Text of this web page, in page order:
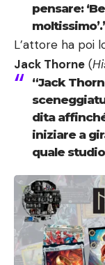
pensare:
L’attore ha poi
Jack Thorne (
“Jack
dita
iniziare a
quale